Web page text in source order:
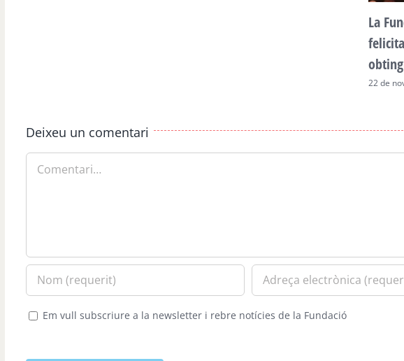
La
22 de
Deixeu un comentari
Em vull subscriure a la newsletter i rebre notícies de la Fundació